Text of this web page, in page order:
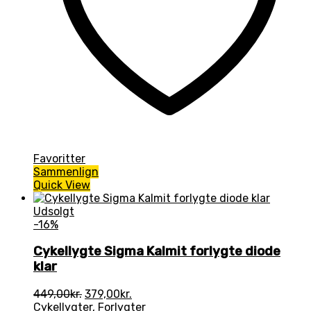
Favoritter
Sammenlign
Quick View
Udsolgt
-16%
Cykellygte Sigma Kalmit forlygte diode
klar
449,00kr. Den
oprindelige
379,00kr.
aktuelle
Cykellygter, Forlygter